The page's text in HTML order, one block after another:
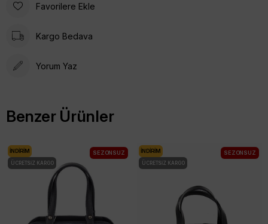
Favorilere Ekle
Kargo Bedava
Yorum Yaz
Benzer Ürünler
İNDIRIM
ÜCRETSIZ KARGO
SEZONSUZ İNDIRIM
ÜCRETSIZ KARGO
SEZONSUZ